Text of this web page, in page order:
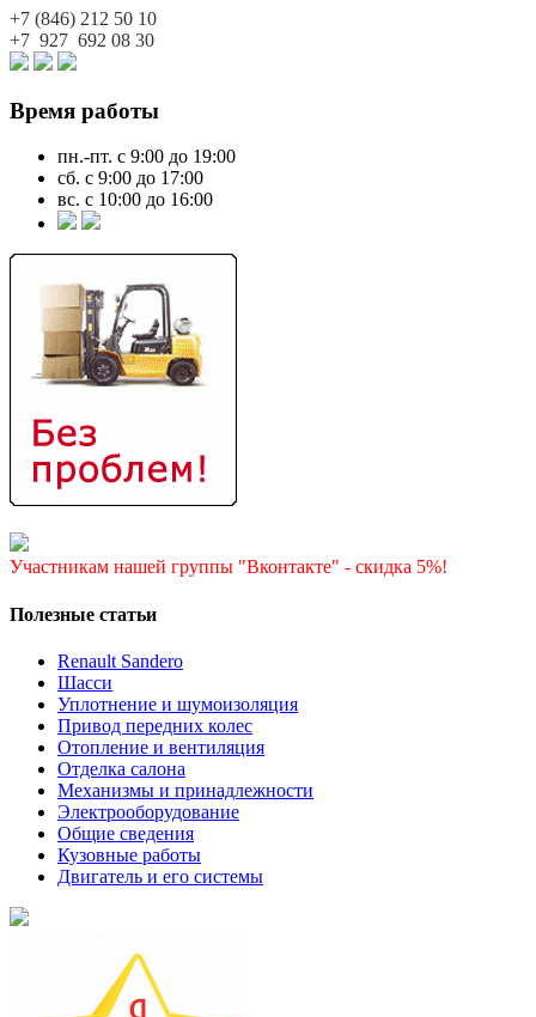
+7 (846) 212 50 10
+7 927 692 08 30
Время работы
пн.-пт. с 9:00 до 19:00
сб. с 9:00 до 17:00
вс. с 10:00 до 16:00
Участникам нашей группы "Вконтакте" - скидка 5%!
Полезные статьи
Renault Sandero
Шасси
Уплотнение и шумоизоляция
Привод передних колес
Отопление и вентиляция
Отделка салона
Механизмы и принадлежности
Электрооборудование
Общие сведения
Кузовные работы
Двигатель и его системы